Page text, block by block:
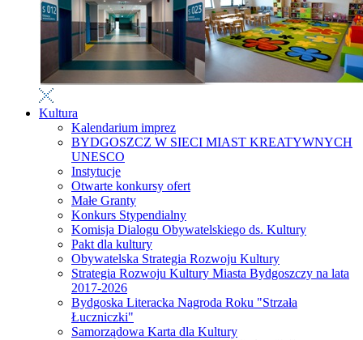
Kultura
Kalendarium imprez
BYDGOSZCZ W SIECI MIAST KREATYWNYCH
UNESCO
Instytucje
Otwarte konkursy ofert
Małe Granty
Konkurs Stypendialny
Komisja Dialogu Obywatelskiego ds. Kultury
Pakt dla kultury
Obywatelska Strategia Rozwoju Kultury
Strategia Rozwoju Kultury Miasta Bydgoszczy na lata
2017-2026
Bydgoska Literacka Nagroda Roku "Strzała
Łuczniczki"
Samorządowa Karta dla Kultury